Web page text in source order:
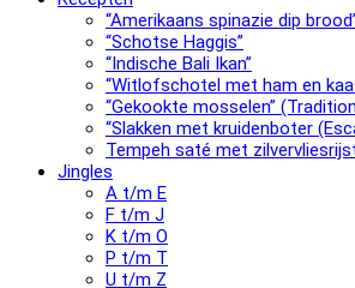
“Amerikaans spinazie dip
“Schotse Haggis”
“Indische Bali Ikan”
“Witlofschotel met ham en
“Gekookte mosselen”
“Slak­ken met krui­den­bo­ter
Tempeh saté met
Jingles
A t/m E
F t/m J
K t/m O
P t/m T
U t/m Z